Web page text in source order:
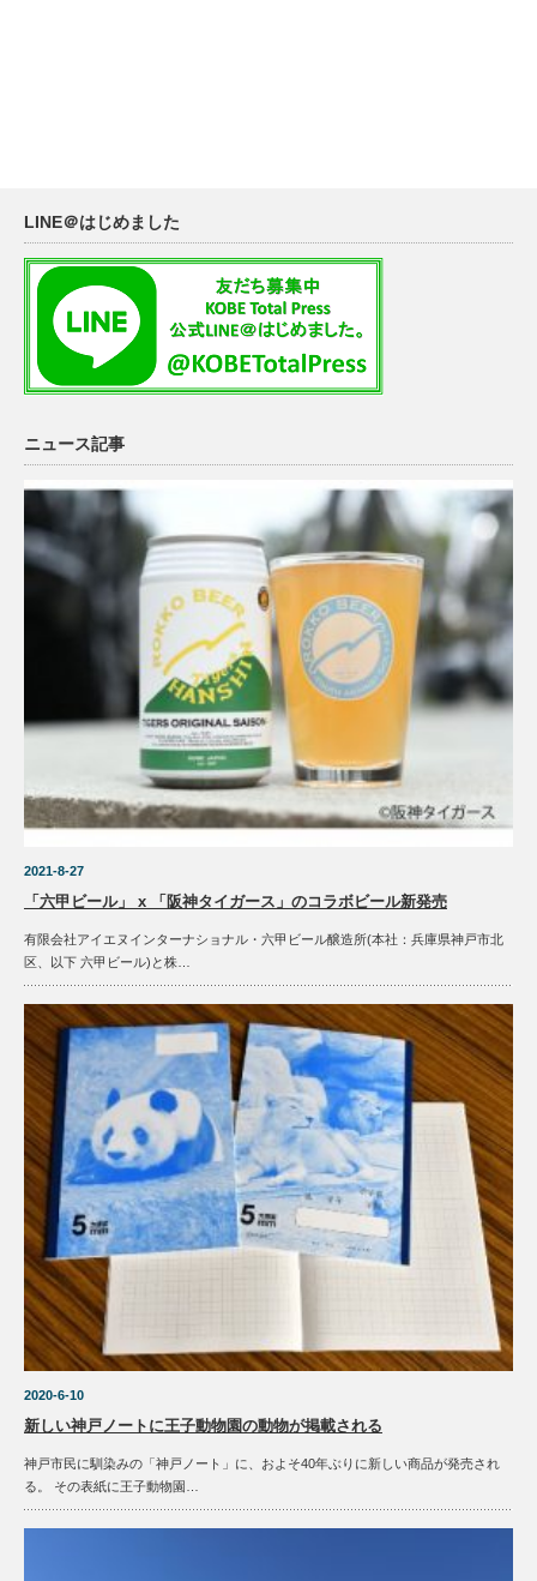
LINE＠はじめました
ニュース記事
2021-8-27
「六甲ビール」 x 「阪神タイガース」のコラボビール新発売
有限会社アイエヌインターナショナル・六甲ビール醸造所(本社：兵庫県神戸市北
区、以下 六甲ビール)と株…
2020-6-10
新しい神戸ノートに王子動物園の動物が掲載される
神戸市民に馴染みの「神戸ノート」に、およそ40年ぶりに新しい商品が発売され
る。 その表紙に王子動物園…